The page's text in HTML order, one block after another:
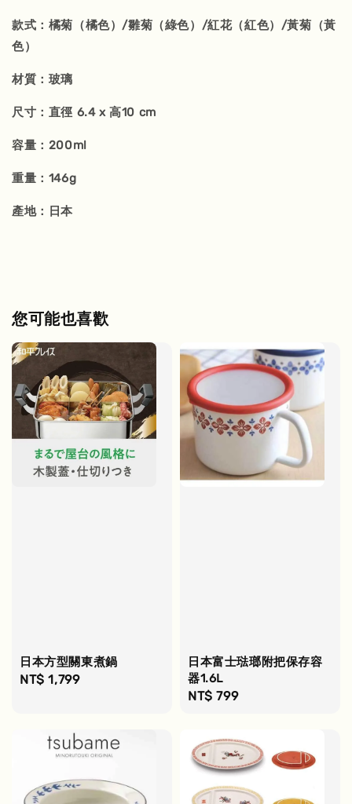
款式：橘菊（橘色）/雛菊（綠色）/紅花（紅色）/黃菊（黃
色）
材質：玻璃
尺寸：直徑 6.4 x 高10 cm
容量：200ml
重量：146g
產地：日本
您可能也喜歡
日本方型關東煮鍋
Regular
NT$ 1,799
日本富士琺瑯附把保存容
器1.6L
Regular
NT$ 799